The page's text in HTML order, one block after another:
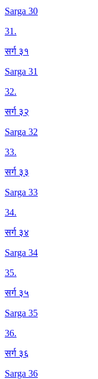
Sarga 30
31.
सर्ग ३१
Sarga 31
32.
सर्ग ३२
Sarga 32
33.
सर्ग ३३
Sarga 33
34.
सर्ग ३४
Sarga 34
35.
सर्ग ३५
Sarga 35
36.
सर्ग ३६
Sarga 36